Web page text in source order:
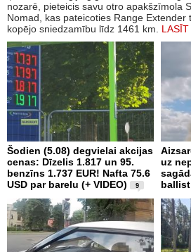
nozarē, pieteicis savu otro apakšzīmola
Nomad, kas pateicoties Range
kopējo sniedzamību līdz 1461 km. LASĪT
Šodien (5.08) degvielai akcijas
cenas: Dīzelis 1.817 un 95.
benzīns 1.737 EUR! Nafta 75.6
USD par barelu (+ VIDEO)
9
uz